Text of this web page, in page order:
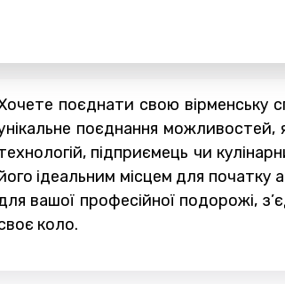
поєднати свою вірменську
поєднання можливостей,
підприємець чи
ідеальним місцем для
вашої професійної подорожі,
коло.